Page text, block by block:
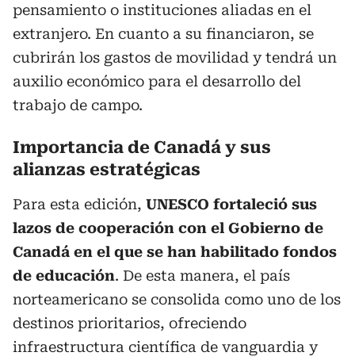
pensamiento o instituciones aliadas en el
extranjero. En cuanto a su financiaron, se
cubrirán los gastos de movilidad y tendrá un
auxilio económico para el desarrollo del
trabajo de campo.
Importancia de Canadá y sus
alianzas estratégicas
Para esta edición, UNESCO fortaleció sus
lazos de cooperación con el Gobierno de
Canadá en el que se han habilitado fondos
de educación. De esta manera, el país
norteamericano se consolida como uno de los
destinos prioritarios, ofreciendo
infraestructura científica de vanguardia y